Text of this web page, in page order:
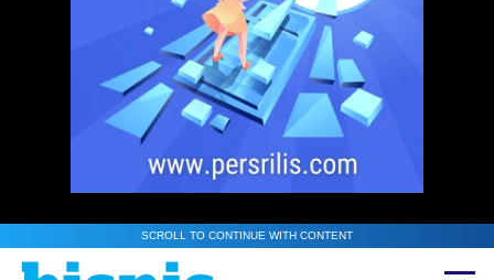
SCROLL TO CONTINUE WITH CONTENT